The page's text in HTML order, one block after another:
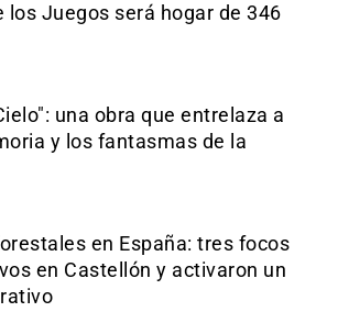
los Juegos será hogar de 346
una obra que entrelaza a
y los fantasmas de la
en España: tres focos
en Castellón y activaron un